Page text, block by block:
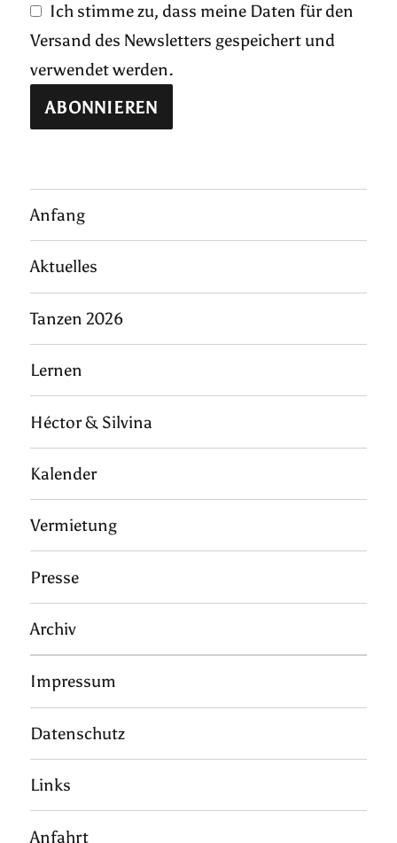
Ich stimme zu, dass meine Daten für den
Versand des Newsletters gespeichert und
verwendet werden.
Anfang
Aktuelles
Tanzen 2026
Lernen
Héctor & Silvina
Kalender
Vermietung
Presse
Archiv
Impressum
Datenschutz
Links
Anfahrt